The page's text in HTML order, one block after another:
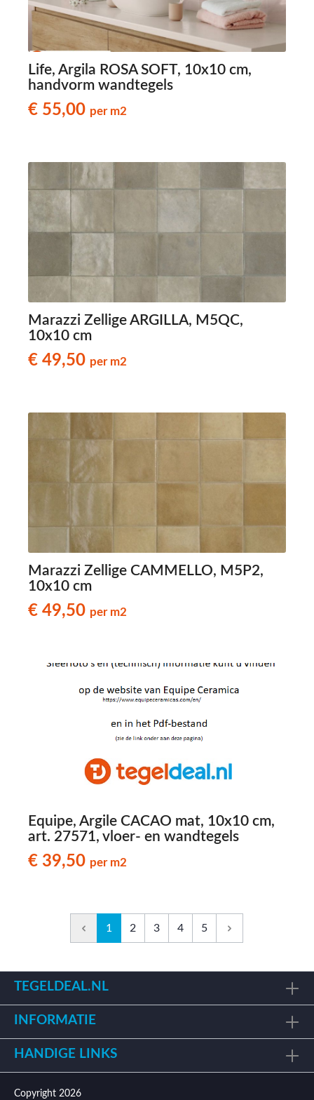
Life, Argila ROSA SOFT, 10x10 cm,
handvorm wandtegels
€ 55,00 per m2
Marazzi Zellige ARGILLA, M5QC,
10x10 cm
€ 49,50 per m2
Marazzi Zellige CAMMELLO, M5P2,
10x10 cm
€ 49,50 per m2
Equipe, Argile CACAO mat, 10x10 cm,
art. 27571, vloer- en wandtegels
€ 39,50 per m2
1 2 3 4 5
TEGELDEAL.NL
INFORMATIE
HANDIGE LINKS
Copyright 2026